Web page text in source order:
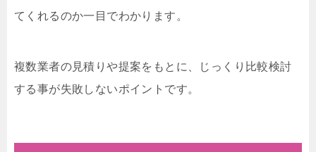
てくれるのか一目でわかります。
複数業者の見積りや提案をもとに、じっくり比較検討
する事が失敗しないポイントです。